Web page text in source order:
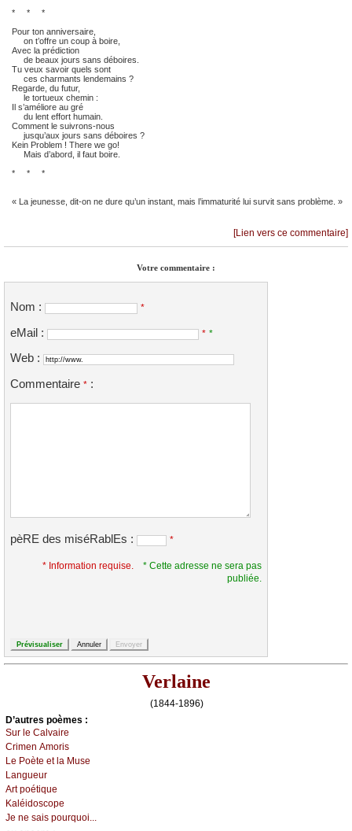
* * *
Pour ton anniversaire,
on t’offre un coup à boire,
Avec la prédiction
de beaux jours sans déboires.
Tu veux savoir quels sont
ces charmants lendemains ?
Regarde, du futur,
le tortueux chemin :
Il s’améliore au gré
du lent effort humain.
Comment le suivrons-nous
jusqu’aux jours sans déboires ?
Kein Problem ! There we go!
Mais d’abord, il faut boire.
* * *
« La jeunesse, dit-on ne dure qu’un instant, mais l’immaturité lui survit sans problème. »
[Lien vers ce commentaire]
Votre commentaire :
Nom : *
eMail : * *
Web :
Commentaire * :
pèRE des miséRablEs : *
* Information requise.
* Cette adresse ne sera pas
publiée.
Verlaine
(1844-1896)
D’autrеs pоèmеs :
Sur lе Саlvаirе
Сrimеn Αmоris
Lе Ρоètе еt lа Μusе
Lаnguеur
Αrt pоétiquе
Kаléidоsсоpе
Jе nе sаis pоurquоi...